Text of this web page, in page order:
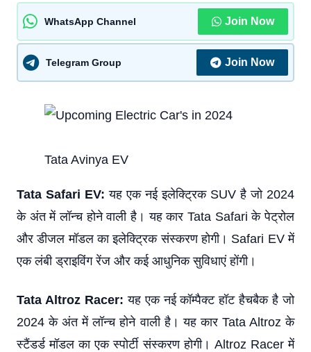
WhatsApp Channel Join Now
Telegram Group Join Now
Tata Avinya EV
Tata Safari EV: यह एक नई इलेक्ट्रिक SUV है जो 2024
के अंत में लॉन्च होने वाली है। यह कार Tata Safari के पेट्रोल
और डीजल मॉडल का इलेक्ट्रिक संस्करण होगी। Safari EV में
एक लंबी ड्राइविंग रेंज और कई आधुनिक सुविधाएं होंगी।
Tata Altroz Racer: यह एक नई कॉम्पैक्ट हॉट हैचबैक है जो
2024 के अंत में लॉन्च होने वाली है। यह कार Tata Altroz के
स्टैंडर्ड मॉडल का एक स्पोर्टी संस्करण होगी। Altroz Racer में